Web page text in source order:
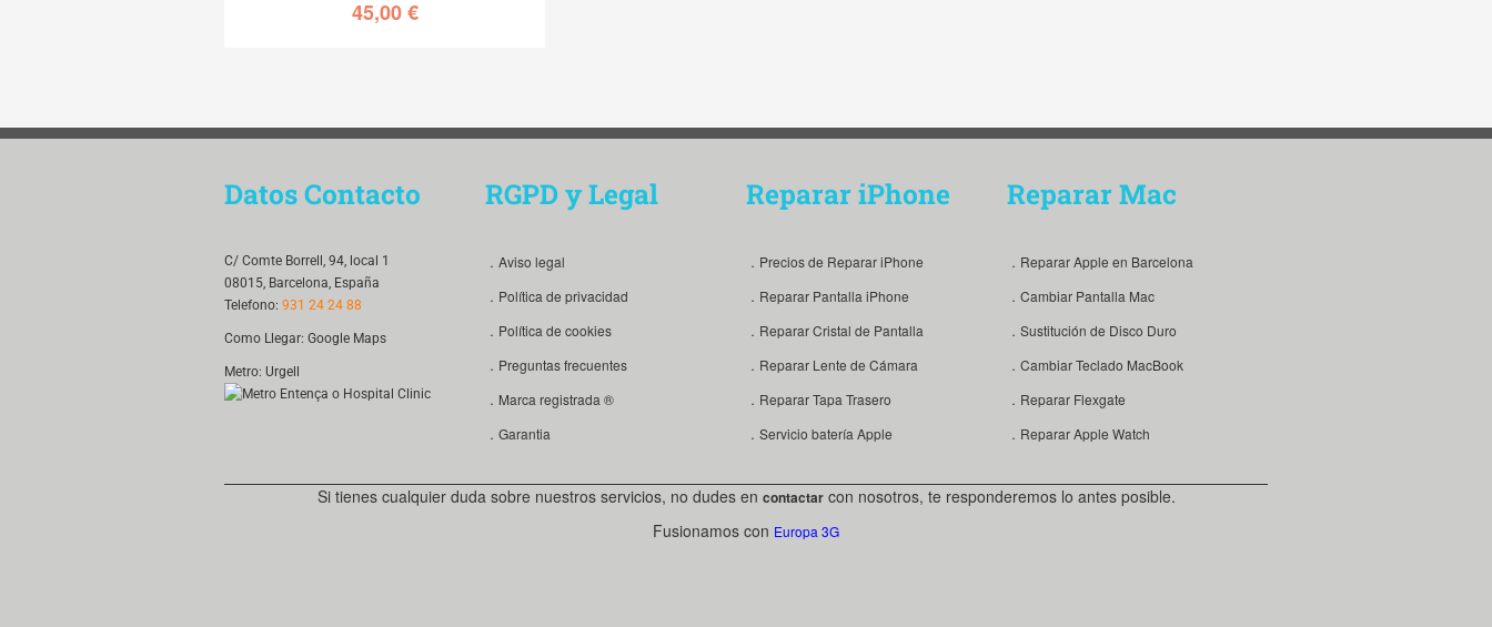
45,00€
Datos Contacto
C/ Comte Borrell, 94, local 1
08015, Barcelona, España
Telefono: 931 24 24 88
Como Llegar: Google Maps
Metro: Urgell
RGPD y Legal
．Aviso legal
．Política de privacidad
．Política de cookies
．Preguntas frecuentes
．Marca registrada ®
．Garantia
Reparar iPhone
．Precios de Reparar iPhone
．Reparar Pantalla iPhone
．Reparar Cristal de Pantalla
．Reparar Lente de Cámara
．Reparar Tapa Trasero
．Servicio batería Apple
Reparar Mac
．Reparar Apple en Barcelona
．Cambiar Pantalla Mac
．Sustitución de Disco Duro
．Cambiar Teclado MacBook
．Reparar Flexgate
．Reparar Apple Watch
Si tienes cualquier duda sobre nuestros servicios, no dudes en contactarcon nosotros, te responderemos lo antes posible.
Fusionamos con Europa 3G